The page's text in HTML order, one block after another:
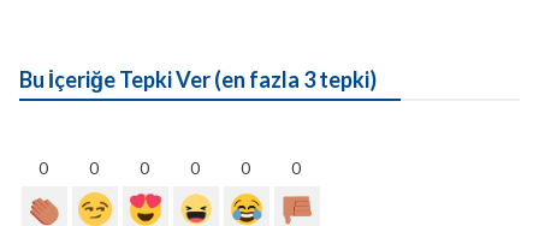
Bu İçeriğe Tepki Ver (en fazla 3 tepki)
0 0 0 0 0 0